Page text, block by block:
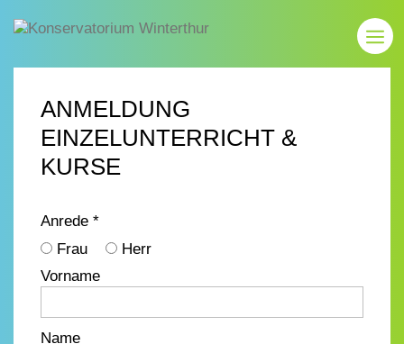
ANMELDUNG
EINZELUNTERRICHT &
KURSE
Anrede *
Frau
Herr
Vorname
Name